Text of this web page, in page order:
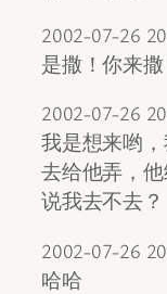
2002-07-26
是撒！你来撒
2002-07-26
我是想来哟
去给他弄，
说我去不去？
2002-07-26
哈哈